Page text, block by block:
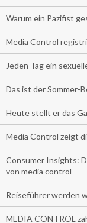
Warum ein Pazifist
Media Control
Jeden Tag ein
Das ist der Sommer-
Heute stellt er das
Media Control zeigt
Consumer Insights:
von media control
Reiseführer werden
MEDIA CONTROL